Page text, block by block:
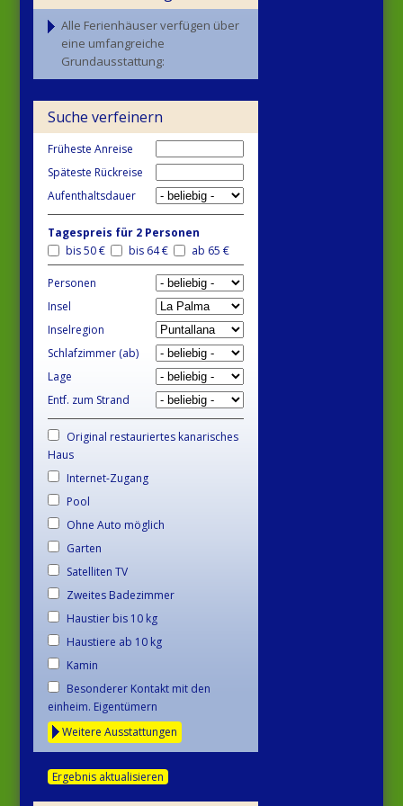
Alle Ferienhäuser verfügen über
eine umfangreiche
Grundausstattung:
Suche verfeinern
Früheste Anreise
Späteste Rückreise
Aufenthaltsdauer
Tagespreis für 2 Personen
bis 50 €
bis 64 € ab 65 €
Personen
Insel
Inselregion
Schlafzimmer (ab)
Lage
Entf. zum Strand
Original restauriertes kanarisches
Haus
Internet-Zugang
Pool
Ohne Auto möglich
Garten
Satelliten TV
Zweites Badezimmer
Haustier bis 10 kg
Haustiere ab 10 kg
Kamin
Besonderer Kontakt mit den
einheim. Eigentümern
Weitere Ausstattungen